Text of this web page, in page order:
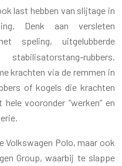
last hebben van slijtage in
Denk aan versleten
speling, uitgelubberde
rubbers.
krachten via de remmen in
of kogels die krachten
vooronder “werken” en
Volkswagen Polo, maar ook
Group, waarbij te slappe